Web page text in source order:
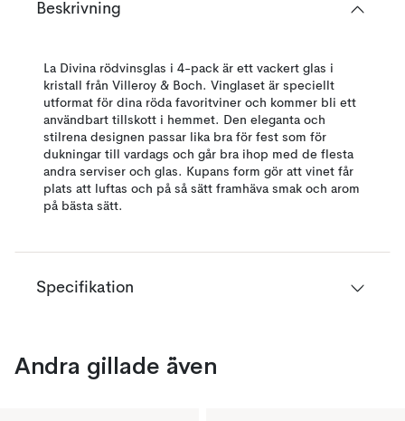
Beskrivning
La Divina rödvinsglas i 4-pack är ett vackert glas i
kristall från Villeroy & Boch. Vinglaset är speciellt
utformat för dina röda favoritviner och kommer bli ett
användbart tillskott i hemmet. Den eleganta och
stilrena designen passar lika bra för fest som för
dukningar till vardags och går bra ihop med de flesta
andra serviser och glas. Kupans form gör att vinet får
plats att luftas och på så sätt framhäva smak och arom
på bästa sätt.
Specifikation
Andra gillade även